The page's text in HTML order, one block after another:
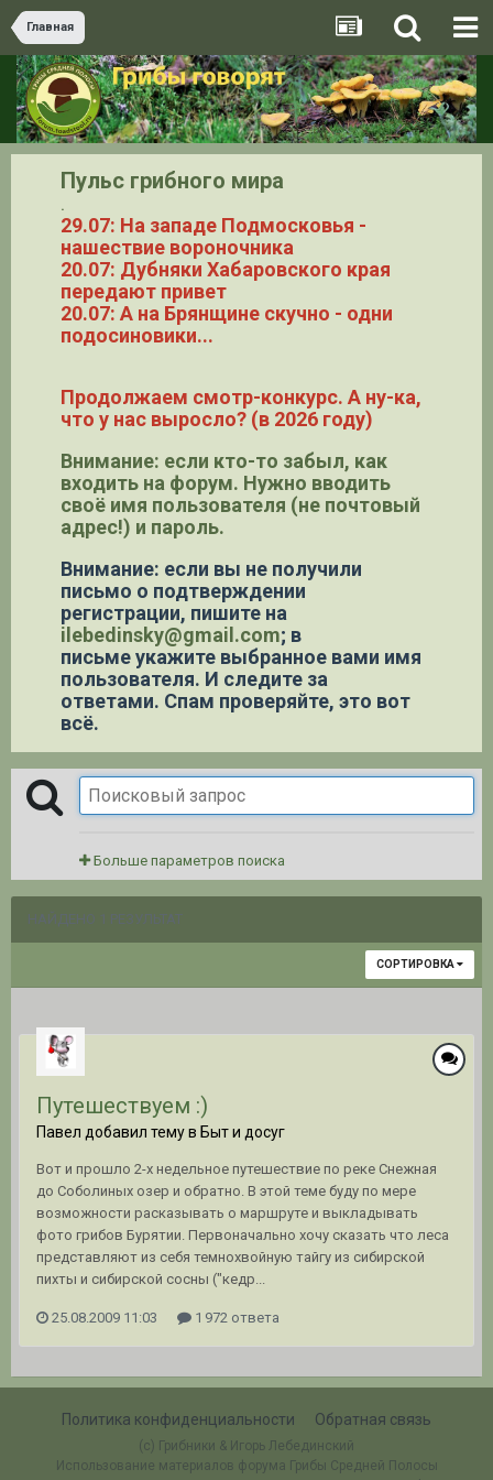
Главная
Пульс грибного мира
.
29.07: На западе Подмосковья -
нашествие вороночника
20.07: Дубняки Хабаровского края
передают привет
20.07: А на Брянщине скучно - одни
подосиновики...
Продолжаем смотр-конкурс. А ну-ка,
что у нас выросло? (в 2026 году)
Внимание: если кто-то забыл, как
входить на форум. Нужно вводить
своё имя пользователя (не почтовый
адрес!) и пароль.
Внимание: если вы не получили
письмо о подтверждении
регистрации, пишите на
ilebedinsky@gmail.com; в
письме укажите выбранное вами имя
пользователя. И следите за
ответами. Спам проверяйте, это вот
всё.
Больше параметров поиска
НАЙДЕНО 1 РЕЗУЛЬТАТ
СОРТИРОВКА
Путешествуем :)
Павел добавил тему в Быт и досуг
Вот и прошло 2-х недельное путешествие по реке Снежная
до Соболиных озер и обратно. В этой теме буду по мере
возможности расказывать о маршруте и выкладывать
фото грибов Бурятии. Первоначально хочу сказать что леса
представляют из себя темнохвойную тайгу из сибирской
пихты и сибирской сосны ("кедр...
25.08.2009 11:03 1 972 ответа
Политика конфиденциальности Обратная связь
(c) Грибники & Игорь Лебединский
Использование материалов форума Грибы Средней Полосы